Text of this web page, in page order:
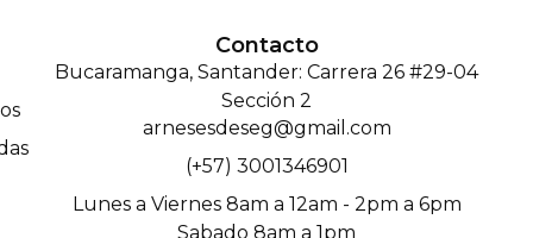
Contacto
Bucaramanga, Santander: Carrera 26 #29-04
Sección 2
arnesesdeseg@gmail.com
(+57) 3001346901
Lunes a Viernes 8am a 12am - 2pm a 6pm
Sabado 8am a 1pm